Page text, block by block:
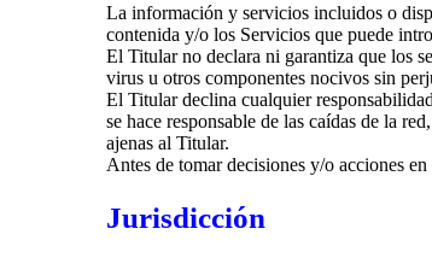
La información y servicios incluidos o
contenida y/o los Servicios que puede
El Titular no declara ni garantiza que los
virus u otros componentes nocivos sin
El Titular declina cualquier
se hace responsable de las caídas de la
ajenas al Titular.
Antes de tomar decisiones y/o acciones
Jurisdicción